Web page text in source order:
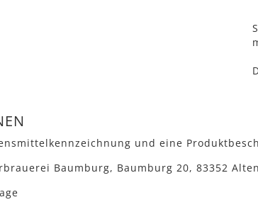
und eine
Baumburg, Baumburg 20, 83352